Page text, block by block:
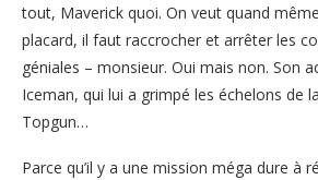
tout, Maverick quoi. On veut quand
placard, il faut raccrocher et arrêter les
géniales – monsieur. Oui mais non. Son
Iceman, qui lui a grimpé les échelons de
Topgun…
Parce qu’il y a une mission méga dure à